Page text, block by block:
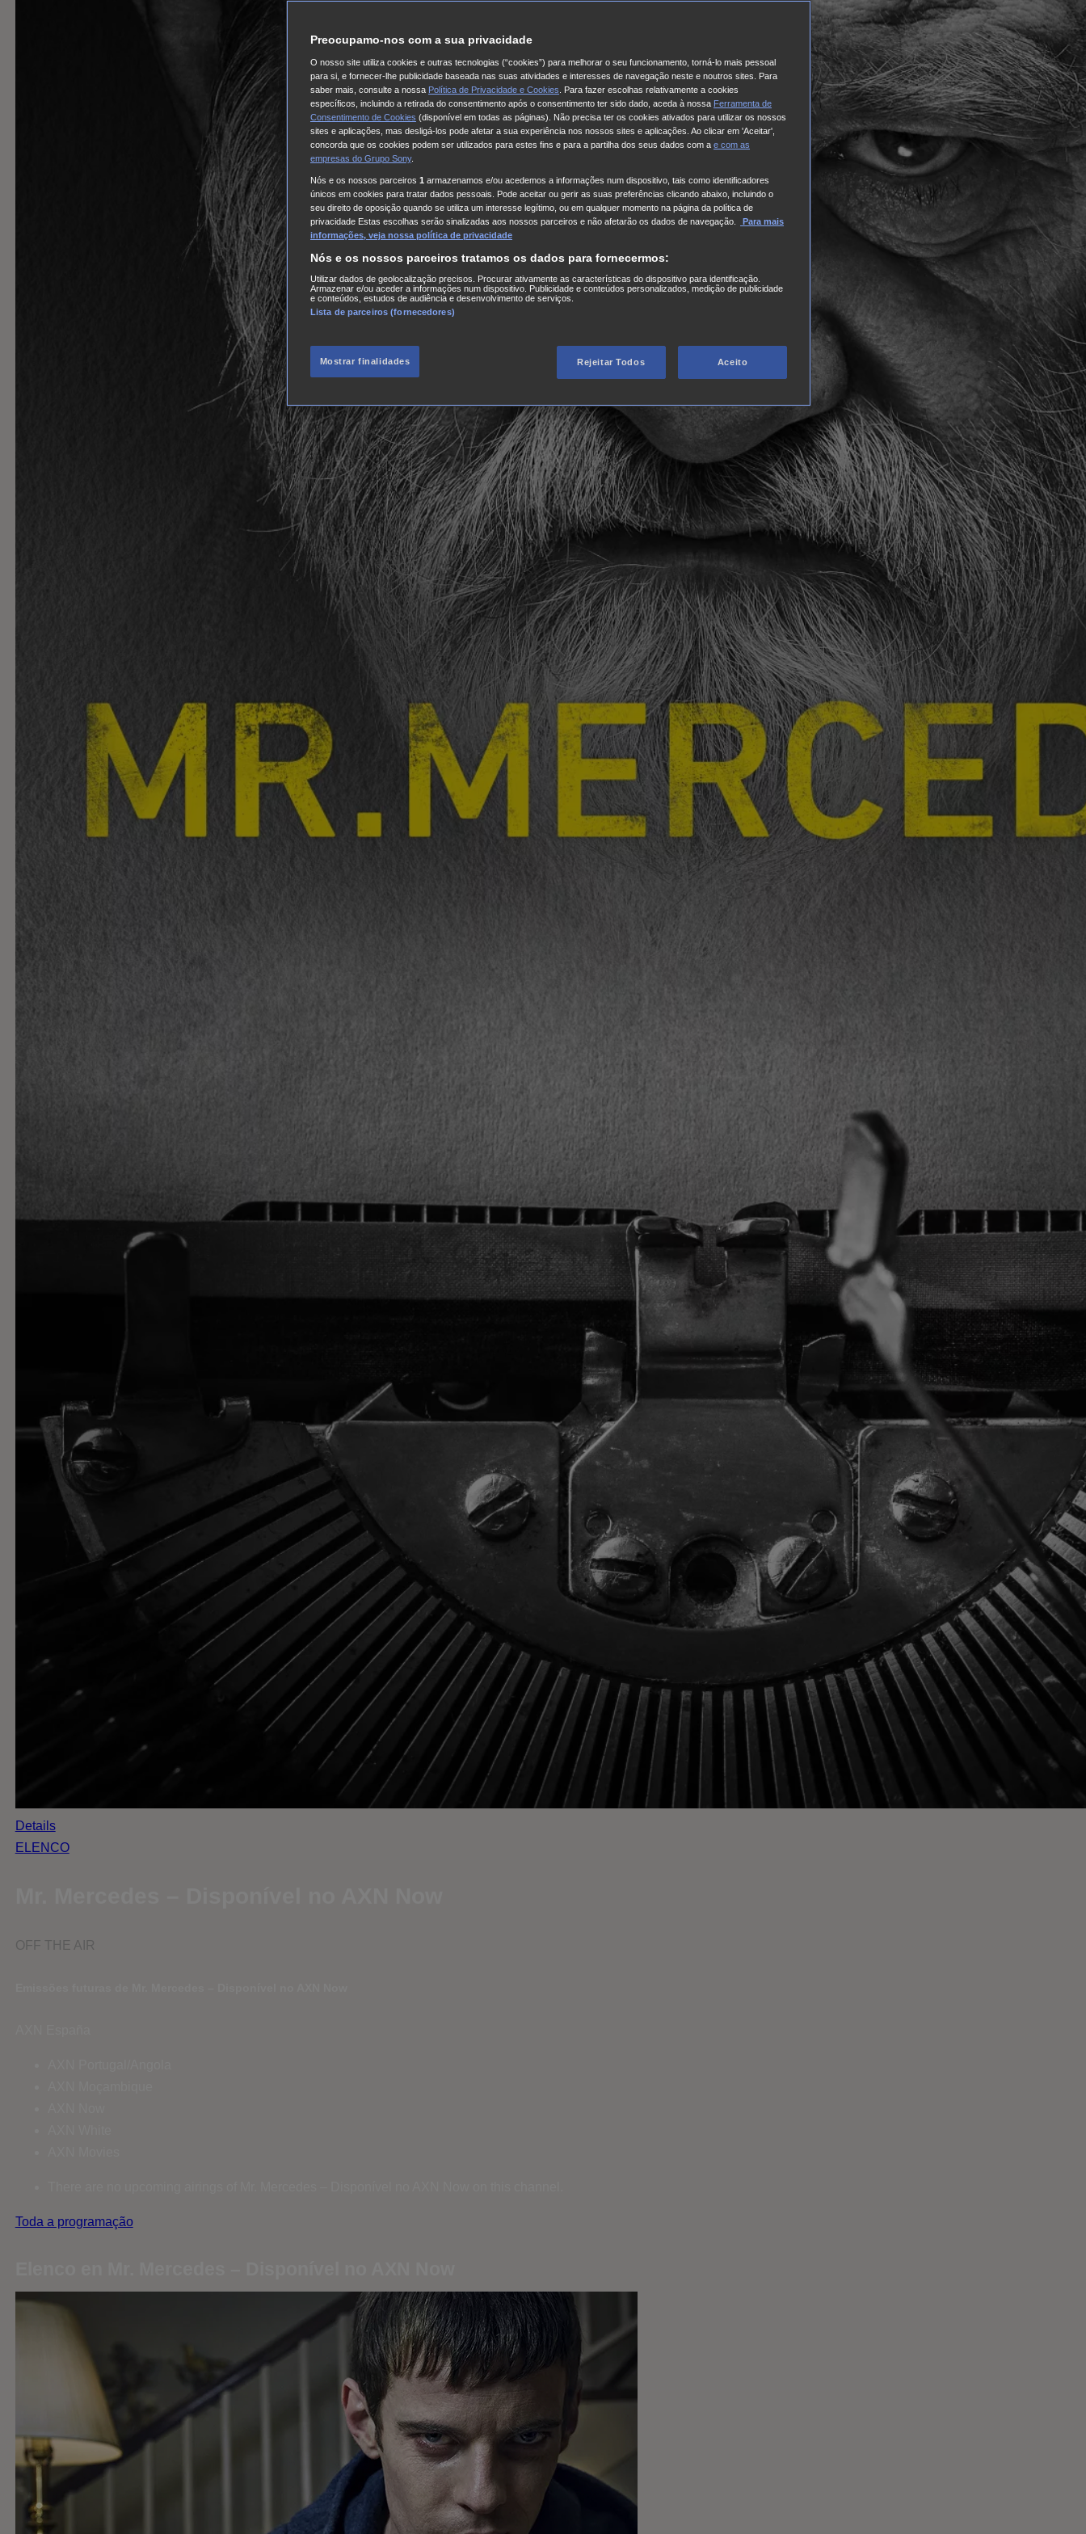
Details
ELENCO
OFF THE AIR
Toda a programação
Preocupamo-nos com a sua privacidade
O nosso site utiliza cookies e outras tecnologias (“cookies”) para melhorar o seu funcionamento, torná-lo mais pessoal
para si, e fornecer-lhe publicidade baseada nas suas atividades e interesses de navegação neste e noutros sites. Para
saber mais, consulte a nossa Política de Privacidade e Cookies . Para fazer escolhas relativamente a cookies
específicos, incluindo a retirada do consentimento após o consentimento ter sido dado, aceda à nossa Ferramenta de
Consentimento de Cookies (disponível em todas as páginas). Não precisa ter os cookies ativados para utilizar os nossos
sites e aplicações, mas desligá-los pode afetar a sua experiência nos nossos sites e aplicações. Ao clicar em 'Aceitar',
concorda que os cookies podem ser utilizados para estes fins e para a partilha dos seus dados com a e com as
empresas do Grupo Sony.
Nós e os nossos parceiros 1 armazenamos e/ou acedemos a informações num dispositivo, tais como identificadores
únicos em cookies para tratar dados pessoais. Pode aceitar ou gerir as suas preferências clicando abaixo, incluindo o
seu direito de oposição quando se utiliza um interesse legítimo, ou em qualquer momento na página da política de
privacidade Estas escolhas serão sinalizadas aos nossos parceiros e não afetarão os dados de navegação.
Para mais
informações, veja nossa política de privacidade
Nós e os nossos parceiros tratamos os dados para fornecermos:
Utilizar dados de geolocalização precisos. Procurar ativamente as características do dispositivo para identificação.
Armazenar e/ou aceder a informações num dispositivo. Publicidade e conteúdos personalizados, medição de publicidade
e conteúdos, estudos de audiência e desenvolvimento de serviços.
Lista de parceiros (fornecedores)
Mostrar finalidades Rejeitar Todos Aceito